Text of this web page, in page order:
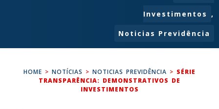
Investimentos ,
Noticias Previdência
HOME > NOTÍCIAS > NOTICIAS PREVIDÊNCIA > SÉRIE
TRANSPARÊNCIA: DEMONSTRATIVOS DE
INVESTIMENTOS